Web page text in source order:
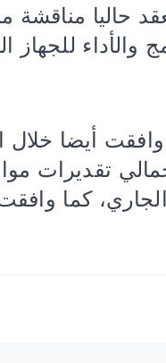
حاليا مناقشة
للجهاز
أيضا
الجاري، كما